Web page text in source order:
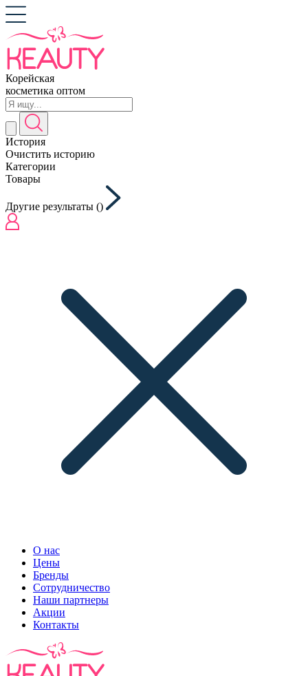
Корейская
косметика оптом
История
Очистить историю
Категории
Товары
Другие результаты ()
О нас
Цены
Бренды
Сотрудничество
Наши партнеры
Акции
Контакты